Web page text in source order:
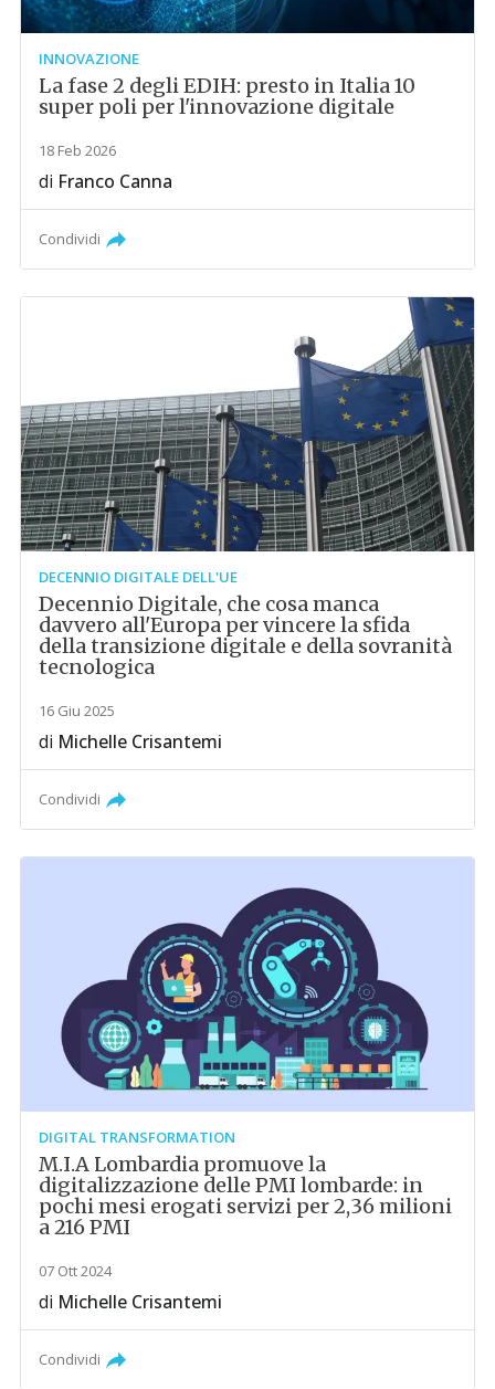
INNOVAZIONE
La fase 2 degli EDIH: presto in Italia 10
super poli per l'innovazione digitale
18 Feb 2026
di Franco Canna
Condividi
DECENNIO DIGITALE DELL'UE
Decennio Digitale, che cosa manca
davvero all'Europa per vincere la sfida
della transizione digitale e della sovranità
tecnologica
16 Giu 2025
di Michelle Crisantemi
Condividi
DIGITAL TRANSFORMATION
M.I.A Lombardia promuove la
digitalizzazione delle PMI lombarde: in
pochi mesi erogati servizi per 2,36 milioni
a 216 PMI
07 Ott 2024
di Michelle Crisantemi
Condividi